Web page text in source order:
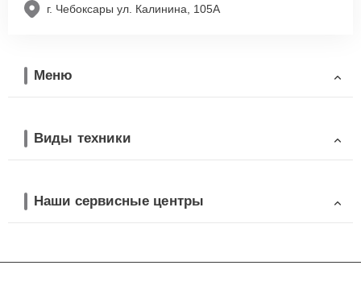
г. Чебоксары ул. Калинина, 105А
Меню
Виды техники
Наши сервисные центры